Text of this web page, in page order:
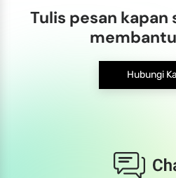
Tulis pesan kapan
Hubungi